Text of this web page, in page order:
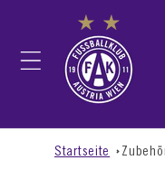
Startseite